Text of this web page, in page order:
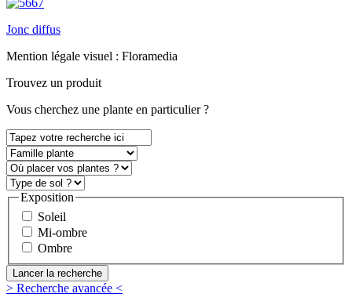
Jonc diffus
Mention légale visuel : Floramedia
Trouvez un produit
Vous cherchez une plante en particulier ?
Exposition
Soleil
Mi-ombre
Ombre
> Recherche avancée <